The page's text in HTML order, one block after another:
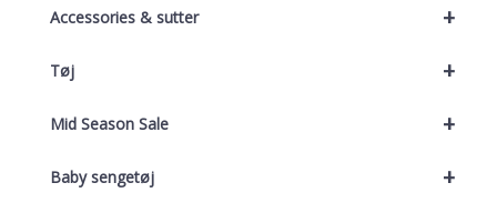
+
Accessories & sutter
+
Tøj
+
Mid Season Sale
+
Baby sengetøj